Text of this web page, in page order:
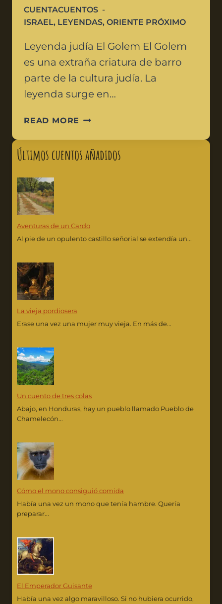
CUENTACUENTOS
ISRAEL, LEYENDAS, ORIENTE PRÓXIMO
Leyenda judía El Golem El Golem
es una extraña criatura de barro
parte de la cultura judía. La
leyenda surge en…
READ MORE
Últimos cuentos añadidos
Aventuras de un Cardo
Al pie de un opulento castillo señorial se extendía un...
La vieja pordiosera
Erase una vez una mujer muy vieja. En más de...
Un cuento de tres colas
Abajo, en Honduras, hay un pueblo llamado Pueblo de
Chamelecón...
Cómo el mono consiguió comida
Había una vez un mono que tenía hambre. Quería
preparar...
El Emperador Guisante
Había una vez algo maravilloso. Si no hubiera ocurrido,